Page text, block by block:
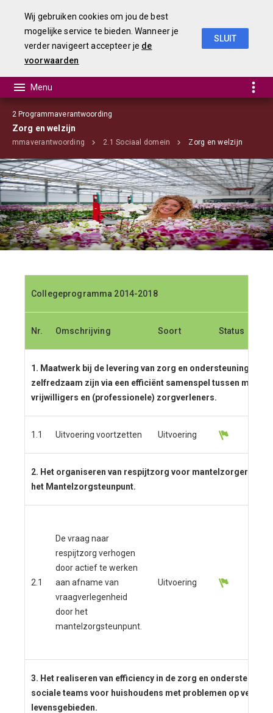
2 Programmaverantwoording
Zorg en welzijn
2.1 Sociaal domein Zorg en welzijn
Collegeprogramma 2014-2018
Nr. Omschrijving Soort Status
Collegeprogramma 2014-2018
Nr. Omschrijving Soort Status
1. Maatwerk bij de levering van zorg en ondersteuning aan
zelfredzaam zijn via een efficiënt samenspel tussen
vrijwilligers en (professionele) zorgverleners.
1.1 Uitvoering voortzetten Uitvoering
2. Het organiseren van respijtzorg voor mantelzorgers in
het Mantelzorgsteunpunt.
2.1
De vraag naar
respijtzorg verhogen
door actief te werken
aan afname van
vraagverlegenheid
door het
mantelzorgsteunpunt.
Uitvoering
3. Het realiseren van efficiency in de zorg en ondersteuning
sociale teams voor huishoudens met problemen op
levensgebieden.
Wij gebruiken cookies om jou de best
mogelijke service te bieden. Wanneer je
verder navigeert accepteer je de
voorwaarden
SLUIT